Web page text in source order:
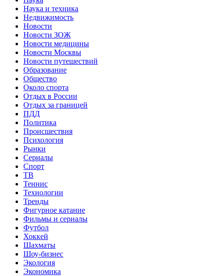
Наука и техника
Недвижимость
Новости
Новости ЗОЖ
Новости медицины
Новости Москвы
Новости путешествий
Образование
Общество
Около спорта
Отдых в России
Отдых за границей
ПДД
Политика
Происшествия
Психология
Рынки
Сериалы
Спорт
ТВ
Теннис
Технологии
Тренды
Фигурное катание
Фильмы и сериалы
Футбол
Хоккей
Шахматы
Шоу-бизнес
Экология
Экономика